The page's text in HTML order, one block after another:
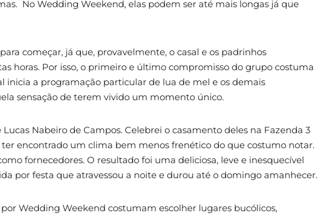
No Wedding Weekend, elas podem ser até mais longas já que
começar, já que, provavelmente, o casal e os padrinhos
horas. Por isso, o primeiro e último compromisso do grupo costuma
inicia a programação particular de lua de mel e os demais
sensação de terem vivido um momento único.
Nabeiro de Campos. Celebrei o casamento deles na Fazenda 3
encontrado um clima bem menos frenético do que costumo notar.
fornecedores. O resultado foi uma deliciosa, leve e inesquecível
por festa que atravessou a noite e durou até o domingo amanhecer.
Wedding Weekend costumam escolher lugares bucólicos,